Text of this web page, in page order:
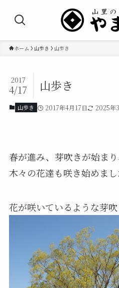
ホーム 山歩き 山歩き
山歩き
2017
4/17
山歩き 2017年4月17日 2025年
春が進み、芽吹きが始ま
木々の花達も咲き始めまし
花が咲いているような芽